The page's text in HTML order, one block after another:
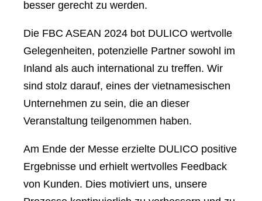
besser gerecht zu werden.
Die FBC ASEAN 2024 bot DULICO wertvolle
Gelegenheiten, potenzielle Partner sowohl im
Inland als auch international zu treffen. Wir
sind stolz darauf, eines der vietnamesischen
Unternehmen zu sein, die an dieser
Veranstaltung teilgenommen haben.
Am Ende der Messe erzielte DULICO positive
Ergebnisse und erhielt wertvolles Feedback
von Kunden. Dies motiviert uns, unsere